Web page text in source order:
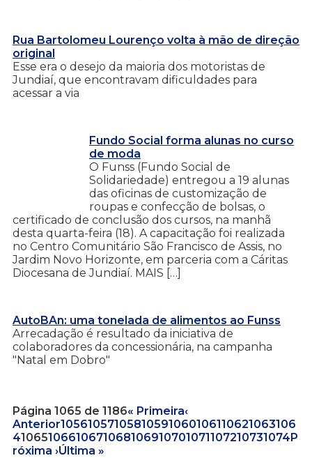
Rua Bartolomeu Lourenço volta à mão de direção
original
Esse era o desejo da maioria dos motoristas de
Jundiaí, que encontravam dificuldades para
acessar a via
Fundo Social forma alunas no curso
de moda
O Funss (Fundo Social de
Solidariedade) entregou a 19 alunas
das oficinas de customização de
roupas e confecção de bolsas, o
certificado de conclusão dos cursos, na manhã
desta quarta-feira (18). A capacitação foi realizada
no Centro Comunitário São Francisco de Assis, no
Jardim Novo Horizonte, em parceria com a Cáritas
Diocesana de Jundiaí. MAIS […]
AutoBAn: uma tonelada de alimentos ao Funss
Arrecadação é resultado da iniciativa de
colaboradores da concessionária, na campanha
"Natal em Dobro"
Página 1065 de 1186« Primeira‹
Anterior10561057105810591060106110621063106
41065106610671068106910701071107210731074P
róxima ›Última »